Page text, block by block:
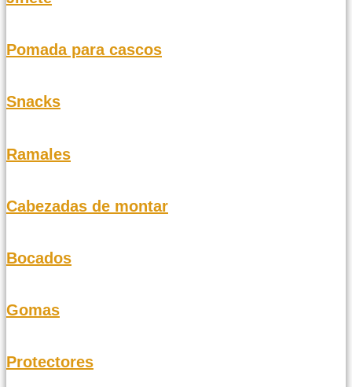
Pomada para cascos
Snacks
Ramales
Cabezadas de montar
Bocados
Gomas
Protectores